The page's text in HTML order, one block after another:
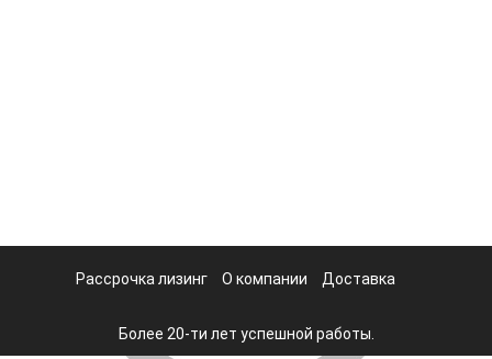
Рассрочка лизинг О компании Доставка
Более 20-ти лет успешной работы.